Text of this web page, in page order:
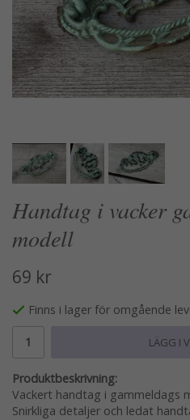
Handtag i vacker
modell
69 kr
Finns i lager för omgående
LÄGG I
Produktbeskrivning:
Vackert handtag i gammeldags
Snirkliga detaljer och ledat